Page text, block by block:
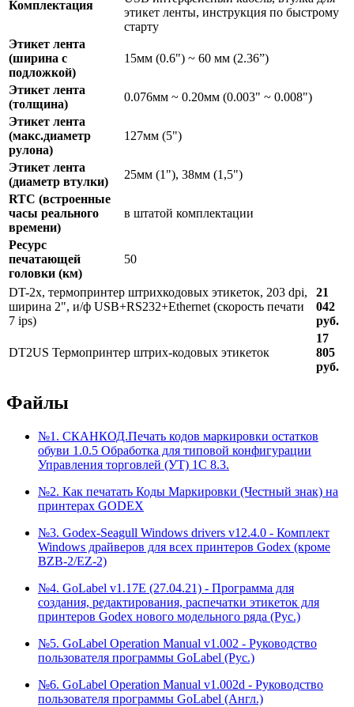
Комплектация
этикет ленты, инструкция по быстрому
старту
Этикет лента
(ширина с
подложкой)
15мм (0.6") ~ 60 мм (2.36”)
Этикет лента
(толщина)
0.076мм ~ 0.20мм (0.003" ~ 0.008")
Этикет лента
(макс.диаметр
рулона)
127мм (5")
Этикет лента
(диаметр втулки)
25мм (1"), 38мм (1,5")
RTC (встроенные
часы реального
времени)
в штатой комплектации
Ресурс
печатающей
головки (км)
50
DT-2х, термопринтер штрихкодовых этикеток, 203 dpi,
ширина 2", и/ф USB+RS232+Ethernet (скорость печати
7 ips)
21
042
руб.
DT2US Термопринтер штрих-кодовых этикеток
17
805
руб.
Файлы
№1. СКАНКОД.Печать кодов маркировки остатков
обуви 1.0.5 Обработка для типовой конфигурации
Управления торговлей (УТ) 1С 8.3.
№2. Как печатать Коды Маркировки (Честный знак) на
принтерах GODEX
№3. Godex-Seagull Windows drivers v12.4.0 - Комплект
Windows драйверов для всех принтеров Godex (кроме
BZB-2/EZ-2)
№4. GoLabel v1.17E (27.04.21) - Программа для
создания, редактирования, распечатки этикеток для
принтеров Godex нового модельного ряда (Рус.)
№5. GoLabel Operation Manual v1.002 - Руководство
пользователя программы GoLabel (Рус.)
№6. GoLabel Operation Manual v1.002d - Руководство
пользователя программы GoLabel (Англ.)